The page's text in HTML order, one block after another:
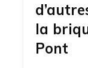
la
Pont